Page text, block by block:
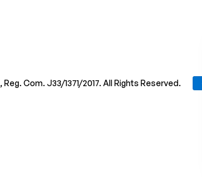
Com. J33/1371/2017. All Rights Reserved.